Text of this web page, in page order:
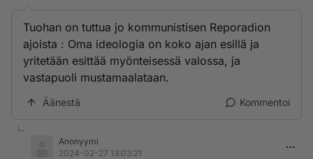
Tuohan on tuttua jo kommunistisen Reporadion
ajoista : Oma ideologia on koko ajan esillä ja
yritetään esittää myönteisessä valossa, ja
vastapuoli mustamaalataan.
Äänestä Kommentoi
Anonyymi
2024-02-27 13:03:21